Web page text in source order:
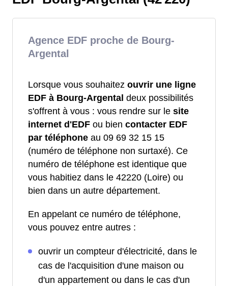
Agence EDF proche de Bourg-
Argental
Lorsque vous souhaitez ouvrir une ligne
EDF à Bourg-Argental deux possibilités
s'offrent à vous : vous rendre sur le site
internet d'EDF ou bien contacter EDF
par téléphone au 09 69 32 15 15
(numéro de téléphone non surtaxé). Ce
numéro de téléphone est identique que
vous habitiez dans le 42220 (Loire) ou
bien dans un autre département.
En appelant ce numéro de téléphone,
vous pouvez entre autres :
ouvrir un compteur d'électricité, dans le
cas de l'acquisition d'une maison ou
d'un appartement ou dans le cas d'un